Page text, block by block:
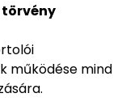
törvény
működése mind